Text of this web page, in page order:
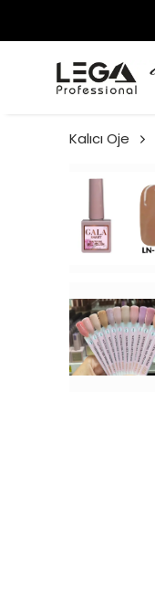
Kalıcı Oje